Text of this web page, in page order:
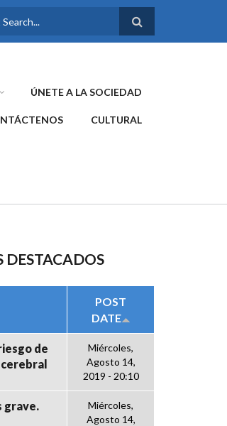
DE
ÚNETE A LA SOCIEDAD
CULTURAL
DESTACADOS
POST
DATE
de
Miércoles,
Agosto 14,
2019 - 20:10
grave.
Miércoles,
Agosto 14,